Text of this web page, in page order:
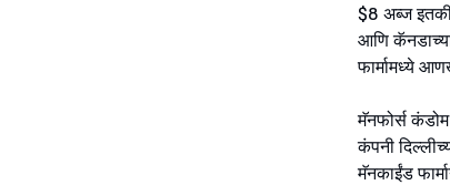
$8 अब्ज
आणि
फार्मामध्ये
मॅनफोर्स
कंपनी
मॅनकाईंड